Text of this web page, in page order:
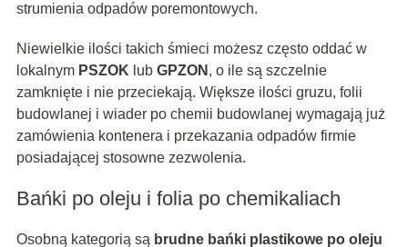
strumienia odpadów poremontowych.
Niewielkie ilości takich śmieci możesz często oddać w
lokalnym PSZOK lub GPZON , o ile są szczelnie
zamknięte i nie przeciekają. Większe ilości gruzu, folii
budowlanej i wiader po chemii budowlanej wymagają już
zamówienia kontenera i przekazania odpadów firmie
posiadającej stosowne zezwolenia.
Bańki po oleju i folia po chemikaliach
Osobną kategorią są brudne bańki plastikowe po oleju